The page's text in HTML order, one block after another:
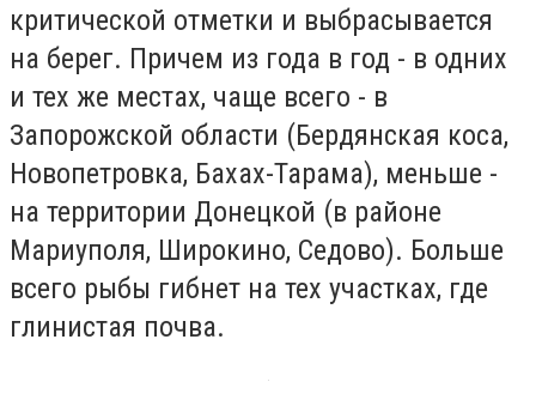
критической отметки и выбрасывается
на берег. Причем из года в год - в одних
и тех же местах, чаще всего - в
Запорожской области (Бердянская коса,
Новопетровка, Бахах-Тарама), меньше -
на территории Донецкой (в районе
Мариуполя, Широкино, Седово). Больше
всего рыбы гибнет на тех участках, где
глинистая почва.